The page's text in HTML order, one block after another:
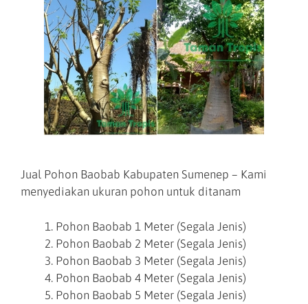
Jual Pohon Baobab Kabupaten Sumenep – Kami
menyediakan ukuran pohon untuk ditanam
Pohon Baobab 1 Meter (Segala Jenis)
Pohon Baobab 2 Meter (Segala Jenis)
Pohon Baobab 3 Meter (Segala Jenis)
Pohon Baobab 4 Meter (Segala Jenis)
Pohon Baobab 5 Meter (Segala Jenis)